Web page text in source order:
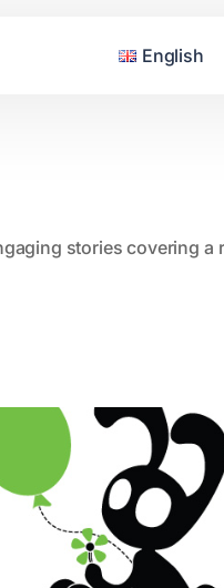
English
stories covering a